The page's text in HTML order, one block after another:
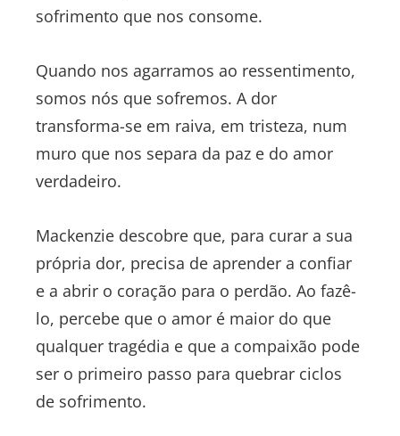
sofrimento que nos consome.
Quando nos agarramos ao ressentimento,
somos nós que sofremos. A dor
transforma-se em raiva, em tristeza, num
muro que nos separa da paz e do amor
verdadeiro.
Mackenzie descobre que, para curar a sua
própria dor, precisa de aprender a confiar
e a abrir o coração para o perdão. Ao fazê-
lo, percebe que o amor é maior do que
qualquer tragédia e que a compaixão pode
ser o primeiro passo para quebrar ciclos
de sofrimento.